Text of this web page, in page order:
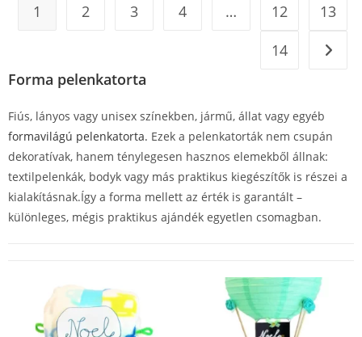
1 2 3 4 … 12
13
14
Forma pelenkatorta
Fiús, lányos vagy unisex színekben, jármű, állat vagy egyéb
formavilágú pelenkatorta. Ezek a pelenkatorták nem csupán
dekoratívak, hanem ténylegesen hasznos elemekből állnak:
textilpelenkák, bodyk vagy más praktikus kiegészítők is részei a
kialakításnak.Így a forma mellett az érték is garantált –
különleges, mégis praktikus ajándék egyetlen csomagban.